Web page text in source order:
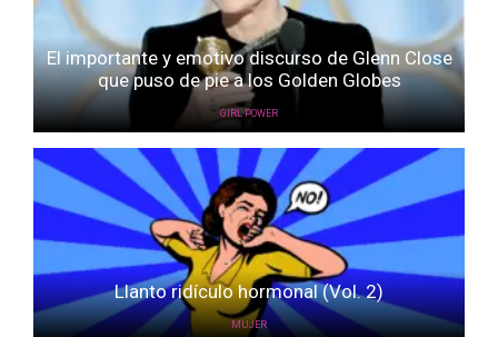
El importante y emotivo discurso de Glenn Close
que puso de pie a los Golden Globes
GIRL POWER
Llanto ridículo hormonal (Vol. 2)
MUJER